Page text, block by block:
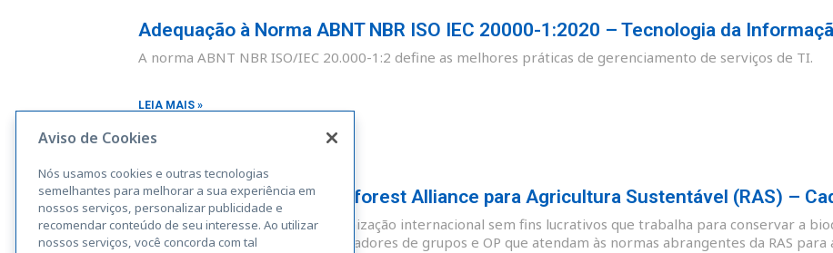
Adequação à Norma ABNT NBR ISO IEC 20000-1:2020 – Tecnologia da
A norma ABNT NBR ISO/IEC 20.000-1:2 define as melhores práticas de gerenciamento de serviços de TI.
LEIA MAIS »
Adequação à Norma Rainforest Alliance para Agricultura Sustentável (RAS) –
A Rainforest Alliance é uma organização internacional sem fins lucrativos que trabalha para conservar a
sustentáveis. Fazendas, administradores de grupos e OP que atendam às normas abrangentes da RAS
Aviso de Cookies
Nós usamos cookies e outras tecnologias
semelhantes para melhorar a sua experiência em
nossos serviços, personalizar publicidade e
recomendar conteúdo de seu interesse. Ao utilizar
nossos serviços, você concorda com tal